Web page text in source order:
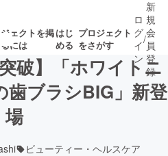
ェクトを掲
には
はじ
める
プロジェクト
をさがす
プロ
ロ
グ
イ
ン
/
新
規
会
員
登
録
破】「ホワイトニ
歯ブラシBIG」新登
場
ビューティー・ヘルスケア